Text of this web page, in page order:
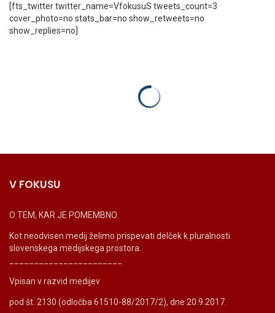
[fts_twitter twitter_name=VfokusuS tweets_count=3
cover_photo=no stats_bar=no show_retweets=no
show_replies=no]
V FOKUSU
O TEM, KAR JE POMEMBNO.
Kot neodvisen medij želimo prispevati delček k pluralnosti
slovenskega medijskega prostora.
Vpisan v razvid medijev
pod št. 2130 (odločba 61510-88/2017/2), dne 20.9.2017.